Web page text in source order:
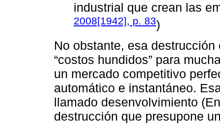
industrial que crean las
2008[1942], p. 83)
No obstante, esa
“costos hundidos” para
un mercado competitivo
automático e instantáneo.
llamado desenvolvimiento
destrucción que presupone